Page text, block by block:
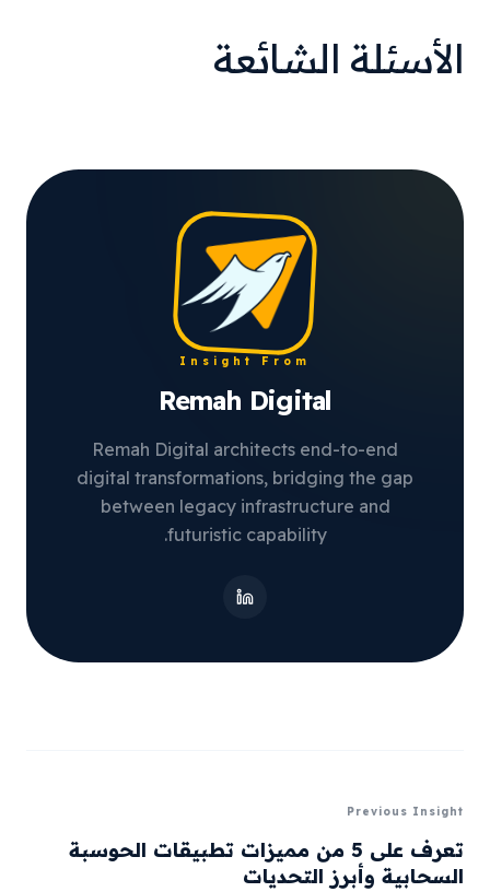
الأسئلة الشائعة
Insight From
Remah Digital
Remah Digital architects end-to-end
digital transformations, bridging the gap
between legacy infrastructure and
futuristic capability.
Previous Insight
تعرف على 5 من مميزات تطبيقات الحوسبة
السحابية وأبرز التحديات